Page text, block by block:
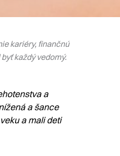
kariéry, finančnú
každý vedomý.
a
a šance
a mali deti